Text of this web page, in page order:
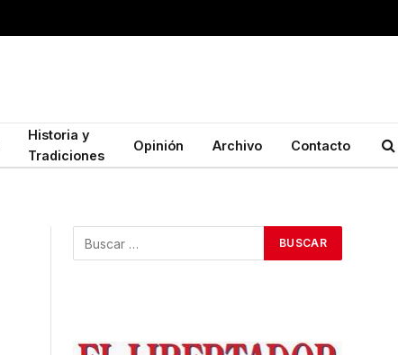
Historia y
Tradiciones
Opinión Archivo Contacto